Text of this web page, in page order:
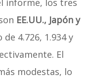
informe, los tres
EE.UU., Japón y
4.726, 1.934 y
El
modestas, lo